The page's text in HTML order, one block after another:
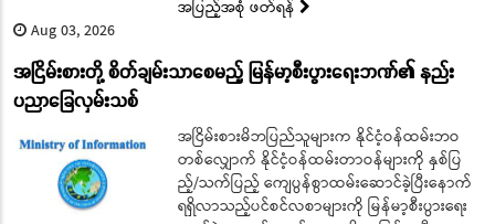
အပြည့်အစုံ ဖတ်ရန်
Aug 03, 2026
အငြိမ်းစားတို့ စိတ်ချမ်းသာစေမည့် မြန်မာ့စီးပွားရေးဘဏ်၏ နည်း
ပညာခြေလှမ်းသစ်
အငြိမ်းစားမိဘပြည်သူများက နိုင်ငံ့ဝန်ထမ်းဘဝ
တစ်လျှောက် နိုင်ငံ့ဝန်ထမ်းတာဝန်များကို နှစ်ပြ
ည့်/သက်ပြည့် ကျေပွန်စွာထမ်းဆောင်ခဲ့ပြီးနောက်
ရရှိလာသည့်ပင်စင်လစာများကို မြန်မာ့စီးပွားရေး